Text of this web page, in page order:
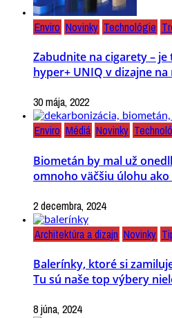
Enviro Novinky Technológie
Zabudnite na cigarety –
hyper+ UNIQ v dizajne na
30 mája, 2022
Enviro Médiá Novinky
Biometán by mal už
omnoho väčšiu úlohu
2 decembra, 2024
Architektúra a dizajn Novinky
Balerínky, ktoré si
Tu sú naše top výbery
8 júna, 2024